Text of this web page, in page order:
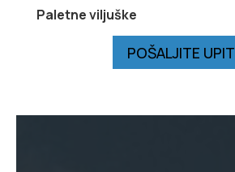
Paletne viljuške
POŠALJITE UPIT